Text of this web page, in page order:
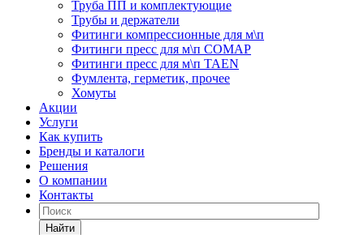
Труба ПП и комплектующие
Трубы и держатели
Фитинги компрессионные для м\п
Фитинги пресс для м\п COMAP
Фитинги пресс для м\п TAEN
Фумлента, герметик, прочее
Хомуты
Акции
Услуги
Как купить
Бренды и каталоги
Решения
О компании
Контакты
Найти